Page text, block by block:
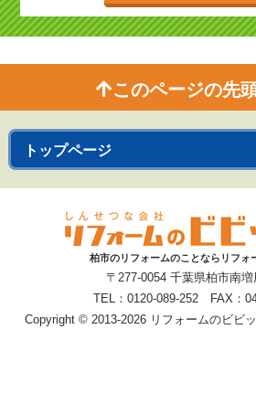
このページの先
柏市のリフォームのことならリフォ
〒277-0054 千葉県柏市南増
TEL：0120-089-252 FAX：
Copyright © 2013-2026 リフォームのビビ